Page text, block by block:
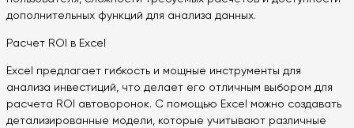
дополнительных функций для анализа данных.
Расчет ROI в Excel
Excel предлагает гибкость и мощные инструменты для
анализа инвестиций, что делает его отличным выбором для
расчета ROI автоворонок. С помощью Excel можно создавать
детализированные модели, которые учитывают различные